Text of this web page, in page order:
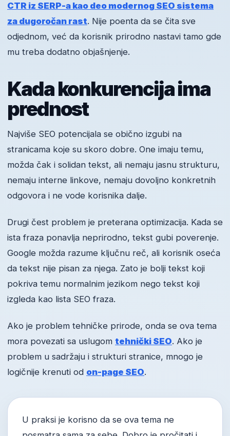
CTR iz SERP-a kao deo modernog SEO sistema
za dugoročan rast. Nije poenta da se čita sve
odjednom, već da korisnik prirodno nastavi tamo gde
mu treba dodatno objašnjenje.
Kada konkurencija ima
prednost
Najviše SEO potencijala se obično izgubi na
stranicama koje su skoro dobre. One imaju temu,
možda čak i solidan tekst, ali nemaju jasnu strukturu,
nemaju interne linkove, nemaju dovoljno konkretnih
odgovora i ne vode korisnika dalje.
Drugi čest problem je preterana optimizacija. Kada se
ista fraza ponavlja neprirodno, tekst gubi poverenje.
Google možda razume ključnu reč, ali korisnik oseća
da tekst nije pisan za njega. Zato je bolji tekst koji
pokriva temu normalnim jezikom nego tekst koji
izgleda kao lista SEO fraza.
Ako je problem tehničke prirode, onda se ova tema
mora povezati sa uslugom tehnički SEO. Ako je
problem u sadržaju i strukturi stranice, mnogo je
logičnije krenuti od on-page SEO.
U praksi je korisno da se ova tema ne